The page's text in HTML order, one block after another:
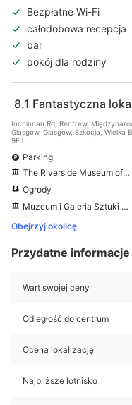
Bezpłatne Wi-Fi
całodobowa recepcja
bar
pokój dla rodziny
8.1 Fantastyczna
Inchinnan Rd, Renfrew,
Glasgow, Glasgow, Szkocja, Wielka
9EJ
Parking
The Riverside Museum of Transport and Travel
Ogrody
Muzeum i Galeria Sztuki Kelvingrove
Obejrzyj okolicę
Przydatne informacje
Wart swojej ceny
Odległość do centrum
Ocena lokalizację
Najbliższe lotnisko